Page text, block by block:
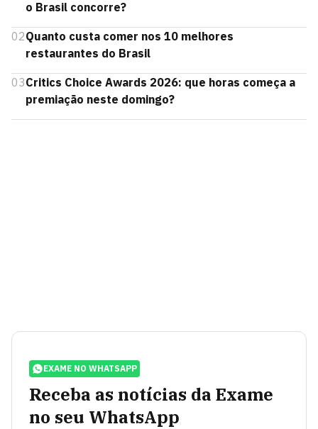
o Brasil concorre?
02Quanto custa comer nos 10 melhores
restaurantes do Brasil
03Critics Choice Awards 2026: que horas começa a
premiação neste domingo?
EXAME NO WHATSAPP
Receba as notícias da Exame
no seu WhatsApp